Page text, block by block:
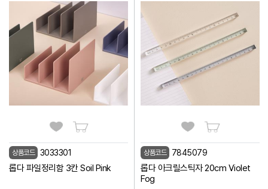
상품코드 3033301
롭다 파일정리함 3칸 Soil Pink
상품코드 7845079
롭다 아크릴스틱자 20cm Violet
Fog